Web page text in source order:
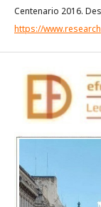
Centenario 2016.
https://